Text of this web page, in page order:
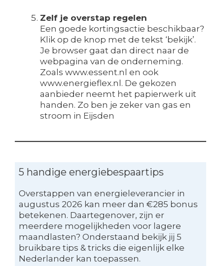
Zelf je overstap regelen
Een goede kortingsactie beschikbaar?
Klik op de knop met de tekst ‘bekijk’.
Je browser gaat dan direct naar de
webpagina van de onderneming.
Zoals www.essent.nl en ook
www.energieflex.nl. De gekozen
aanbieder neemt het papierwerk uit
handen. Zo ben je zeker van gas en
stroom in Eijsden
5 handige energiebespaartips
Overstappen van energieleverancier in
augustus 2026 kan meer dan €285 bonus
betekenen. Daartegenover, zijn er
meerdere mogelijkheden voor lagere
maandlasten? Onderstaand bekijk jij 5
bruikbare tips & tricks die eigenlijk elke
Nederlander kan toepassen.